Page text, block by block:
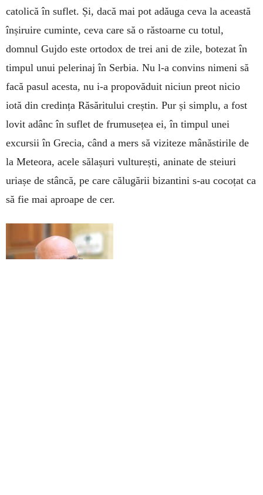
catolică în suflet. Și, dacă mai pot adăuga ceva la această
înșiruire cuminte, ceva care să o răstoarne cu totul,
domnul Gujdo este ortodox de trei ani de zile, botezat în
timpul unui pelerinaj în Serbia. Nu l-a convins nimeni să
facă pasul acesta, nu i-a propovăduit niciun preot nicio
iotă din credința Răsăritului creștin. Pur și simplu, a fost
lovit adânc în suflet de frumusețea ei, în timpul unei
excursii în Grecia, când a mers să viziteze mânăstirile de
la Meteora, acele sălașuri vulturești, aninate de steiuri
uriașe de stâncă, pe care călugării bizantini s-au cocoțat ca
să fie mai aproape de cer.